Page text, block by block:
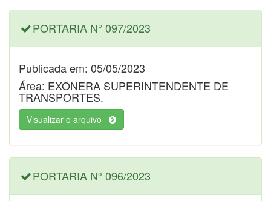
PORTARIA N° 097/2023
Publicada em: 05/05/2023
Área: EXONERA SUPERINTENDENTE DE
TRANSPORTES.
Visualizar o arquivo
PORTARIA Nº 096/2023